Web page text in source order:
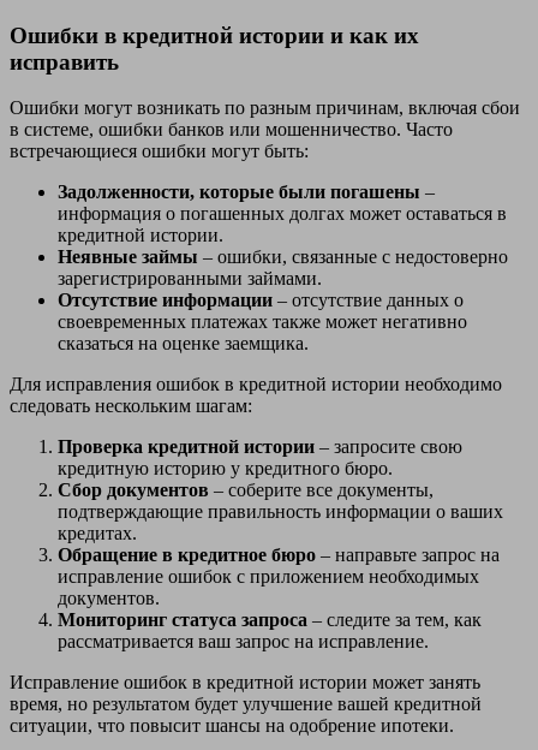
Ошибки в кредитной истории и как их
исправить
Ошибки могут возникать по разным причинам, включая сбои
в системе, ошибки банков или мошенничество. Часто
встречающиеся ошибки могут быть:
Задолженности, которые были погашены –
информация о погашенных долгах может оставаться в
кредитной истории.
Неявные займы – ошибки, связанные с недостоверно
зарегистрированными займами.
Отсутствие информации – отсутствие данных о
своевременных платежах также может негативно
сказаться на оценке заемщика.
Для исправления ошибок в кредитной истории необходимо
следовать нескольким шагам:
Проверка кредитной истории – запросите свою
кредитную историю у кредитного бюро.
Сбор документов – соберите все документы,
подтверждающие правильность информации о ваших
кредитах.
Обращение в кредитное бюро – направьте запрос на
исправление ошибок с приложением необходимых
документов.
Мониторинг статуса запроса – следите за тем, как
рассматривается ваш запрос на исправление.
Исправление ошибок в кредитной истории может занять
время, но результатом будет улучшение вашей кредитной
ситуации, что повысит шансы на одобрение ипотеки.